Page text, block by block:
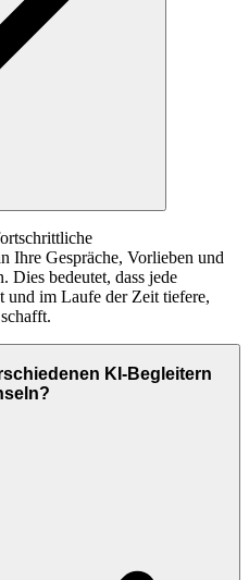
Ihre Gespräche, Vorlieben und
Dies bedeutet, dass jede
und im Laufe der Zeit tiefere,
KI-Begleitern